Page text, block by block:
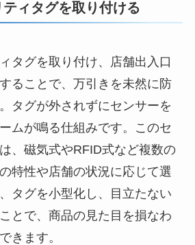
ィタグを取り付ける
タグを取り付け、店舗出入口
ることで、万引きを未然に防
タグが外されずにセンサーを
ムが鳴る仕組みです。このセ
、磁気式やRFID式など複数の
特性や店舗の状況に応じて選
タグを小型化し、目立たない
とで、商品の見た目を損なわ
きます。